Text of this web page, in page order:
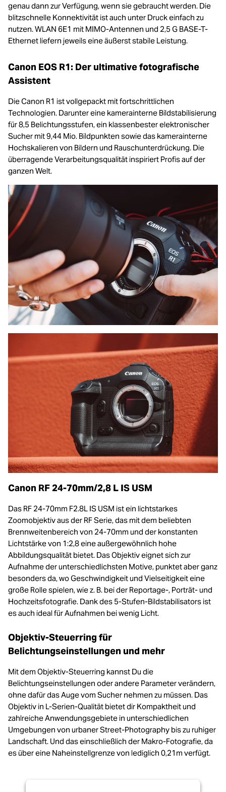
genau dann zur Verfügung, wenn sie gebraucht werden. Die
blitzschnelle Konnektivität ist auch unter Druck einfach zu
nutzen. WLAN 6E1 mit MIMO-Antennen und 2,5 G BASE-T-
Ethernet liefern jeweils eine äußerst stabile Leistung.
Canon EOS R1: Der ultimative fotografische
Assistent
Die Canon R1 ist vollgepackt mit fortschrittlichen
Technologien. Darunter eine kamerainterne Bildstabilisierung
für 8,5 Belichtungsstufen, ein klassenbester elektronischer
Sucher mit 9,44 Mio. Bildpunkten sowie das kamerainterne
Hochskalieren von Bildern und Rauschunterdrückung. Die
überragende Verarbeitungsqualität inspiriert Profis auf der
ganzen Welt.
Canon RF 24-70mm/2,8 L IS USM
Das RF 24-70mm F2.8L IS USM ist ein lichtstarkes
Zoomobjektiv aus der RF Serie, das mit dem beliebten
Brennweitenbereich von 24-70mm und der konstanten
Lichtstärke von 1:2,8 eine außergewöhnlich hohe
Abbildungsqualität bietet. Das Objektiv eignet sich zur
Aufnahme der unterschiedlichsten Motive, punktet aber ganz
besonders da, wo Geschwindigkeit und Vielseitigkeit eine
große Rolle spielen, wie z. B. bei der Reportage-, Porträt- und
Hochzeitsfotografie. Dank des 5-Stufen-Bildstabilisators ist
es auch ideal für Aufnahmen bei wenig Licht.
Objektiv-Steuerring für
Belichtungseinstellungen und mehr
Mit dem Objektiv-Steuerring kannst Du die
Belichtungseinstellungen oder andere Parameter verändern,
ohne dafür das Auge vom Sucher nehmen zu müssen. Das
Objektiv in L-Serien-Qualität bietet dir Kompaktheit und
zahlreiche Anwendungsgebiete in unterschiedlichen
Umgebungen von urbaner Street-Photography bis zu ruhiger
Landschaft. Und das einschließlich der Makro-Fotografie, da
es über eine Naheinstellgrenze von lediglich 0,21m verfügt.